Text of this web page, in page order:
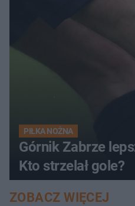
PIŁKA NOŻNA
Górnik Zabrze
Kto strzelał gole?
ZOBACZ WIĘCEJ